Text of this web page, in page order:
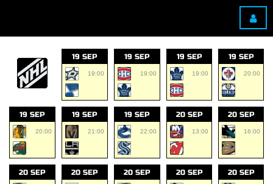
19 SEP
19:00
19 SEP
19:00
19 SEP
19:00
19 SEP
20:00
19 SEP
20:00
19 SEP
21:00
19 SEP
22:00
20 SEP
13:00
20 SEP
16:00
20 SEP 20 SEP 20 SEP 20 SEP 20 SEP